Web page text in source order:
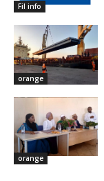
Fil info
orange
orange